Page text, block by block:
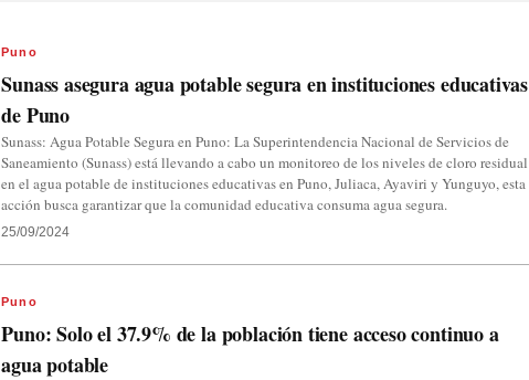
Puno
Sunass asegura agua potable segura en instituciones educativas
de Puno
Sunass: Agua Potable Segura en Puno: La Superintendencia Nacional de Servicios de
Saneamiento (Sunass) está llevando a cabo un monitoreo de los niveles de cloro residual
en el agua potable de instituciones educativas en Puno, Juliaca, Ayaviri y Yunguyo, esta
acción busca garantizar que la comunidad educativa consuma agua segura.
25/09/2024
Puno
Puno: Solo el 37.9% de la población tiene acceso continuo a
agua potable